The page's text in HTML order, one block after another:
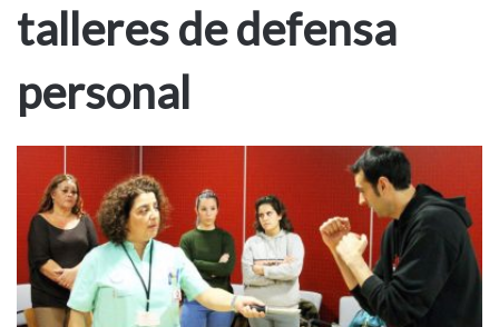
talleres de defensa
personal